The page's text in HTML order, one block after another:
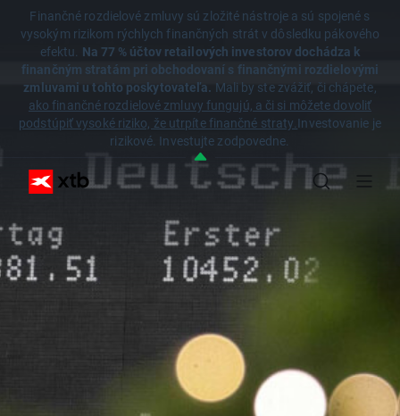
Finančné rozdielové zmluvy sú zložité nástroje a sú spojené s
vysokým rizikom rýchlych finančných strát v dôsledku pákového
efektu. Na 77 % účtov retailových investorov dochádza k
finančným stratám pri obchodovaní s finančnými rozdielovými
zmluvami u tohto poskytovateľa. Mali by ste zvážiť, či chápete,
ako finančné rozdielové zmluvy fungujú, a či si môžete dovoliť
podstúpiť vysoké riziko, že utrpíte finančné straty.Investovanie je
rizikové. Investujte zodpovedne.